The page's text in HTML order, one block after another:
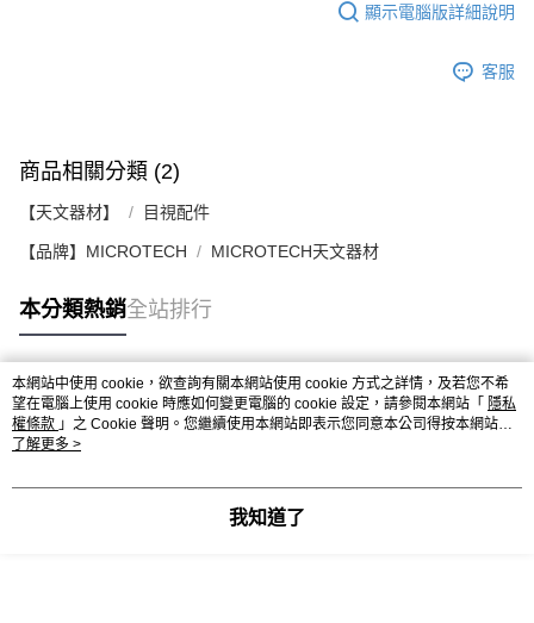
顯示電腦版詳細說明
客服
商品相關分類 (2)
【天文器材】 目視配件
【品牌】MICROTECH MICROTECH天文器材
本分類熱銷全站排行
熱門標籤
本網站中使用 cookie，欲查詢有關本網站使用 cookie 方式之詳情，及若您不希
望在電腦上使用 cookie 時應如何變更電腦的 cookie 設定，請參閱本網站「 隱私
權條款 」之 Cookie 聲明。您繼續使用本網站即表示您同意本公司得按本網站使
用條款之 Cookie 聲明使用 cookie。
了解更多 >
我知道了